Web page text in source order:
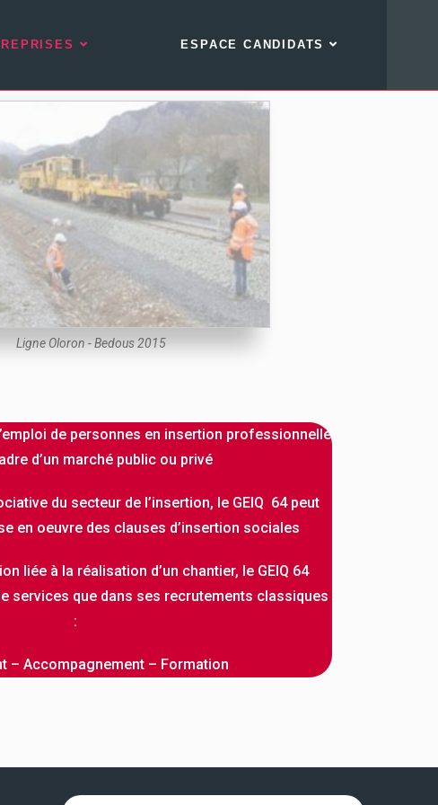
ESPACE CANDIDATS
Ligne Oloron - Bedous 2015
de personnes en insertion professionnelle
d’un marché public ou privé
du secteur de l’insertion, le GEIQ 64 peut
en oeuvre des clauses d’insertion sociales
liée à la réalisation d’un chantier, le GEIQ 64
services que dans ses recrutements classiques
:
– Accompagnement – Formation